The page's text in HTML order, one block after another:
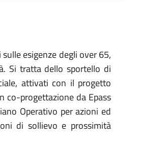
esigenze degli over 65,
Si tratta dello sportello di
attivati con il progetto
co-progettazione da Epass
Operativo per azioni ed
di sollievo e prossimità